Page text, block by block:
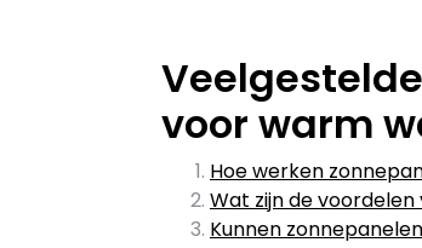
voor warm
Hoe werken
Wat zijn de
Kunnen